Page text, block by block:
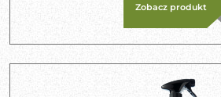
Zobacz produkt